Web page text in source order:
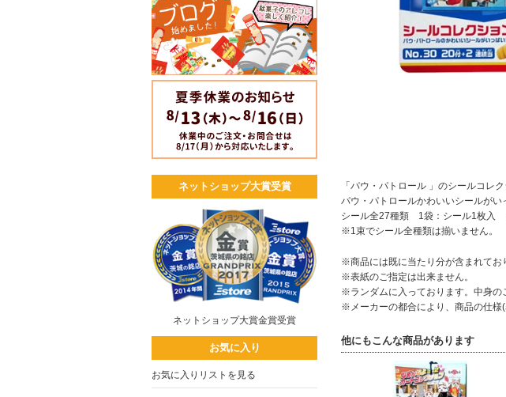
「パウ・パトロール 」のシールコレ
パウ・パトロールかわいいシールがい
シール全27種類 1袋：シール1枚入
※1束でシール全種類は揃いません。
※商品には既に当たり分が含まれてお
※表紙のご指定は出来ません。
※ランダムに入っております。中身の
※メーカーの都合により、商品の仕様
他にもこんな商品があります
ネットショップ大賞受賞
ネットショップ大賞金賞受賞
お気に入り
お気に入りリストを見る